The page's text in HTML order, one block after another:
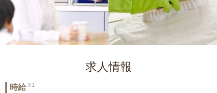
求人情報
時給 ※1